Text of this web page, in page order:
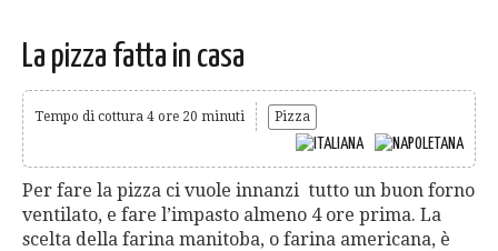
La pizza fatta in casa
Tempo di cottura 4 ore 20 minuti Pizza
Per fare la pizza ci vuole innanzi tutto un buon forno
ventilato, e fare l’impasto almeno 4 ore prima. La
scelta della farina manitoba, o farina americana, è